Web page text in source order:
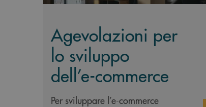
Agevolazioni per
lo sviluppo
dell’e-commerce
Per sviluppare l’e-commerce